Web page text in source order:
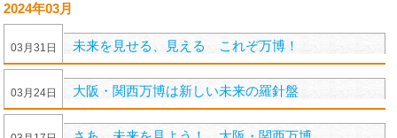
2024年03月
03 月 31 日 未来を見せる、見える これぞ万博！
03 月 24日 大阪・関西万博は新しい未来の羅針盤